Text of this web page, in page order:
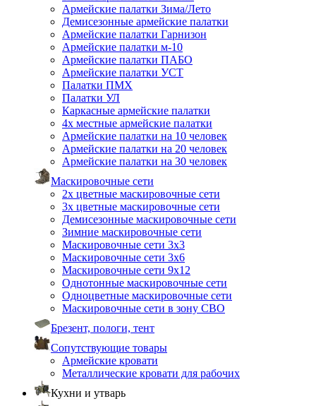
Армейские палатки Зима/Лето
Демисезонные армейские палатки
Армейские палатки Гарнизон
Армейские палатки м-10
Армейские палатки ПАБО
Армейские палатки УСТ
Палатки ПМХ
Палатки УЛ
Каркасные армейские палатки
4х местные армейские палатки
Армейские палатки на 10 человек
Армейские палатки на 20 человек
Армейские палатки на 30 человек
Маскировочные сети
2х цветные маскировочные сети
3х цветные маскировочные сети
Демисезонные маскировочные сети
Зимние маскировочные сети
Маскировочные сети 3х3
Маскировочные сети 3х6
Маскировочные сети 9х12
Однотонные маскировочные сети
Одноцветные маскировочные сети
Маскировочные сети в зону СВО
Брезент, пологи, тент
Сопутствующие товары
Армейские кровати
Металлические кровати для рабочих
Кухни и утварь